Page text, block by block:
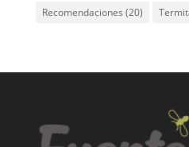
Recomendaciones (20)